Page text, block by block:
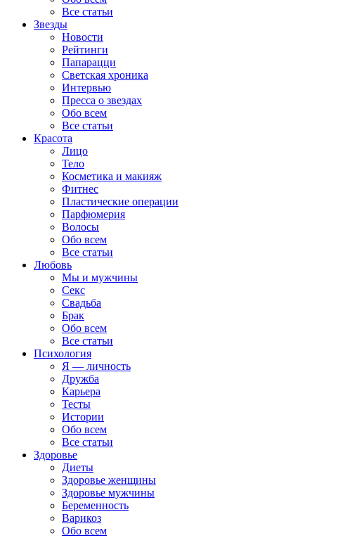
Все статьи
Звезды
Новости
Рейтинги
Папарацци
Светская хроника
Интервью
Пресса о звездах
Обо всем
Все статьи
Красота
Лицо
Тело
Косметика и макияж
Фитнес
Пластические операции
Парфюмерия
Волосы
Обо всем
Все статьи
Любовь
Мы и мужчины
Секс
Свадьба
Брак
Обо всем
Все статьи
Психология
Я — личность
Дружба
Карьера
Тесты
Истории
Обо всем
Все статьи
Здоровье
Диеты
Здоровье женщины
Здоровье мужчины
Беременность
Варикоз
Обо всем